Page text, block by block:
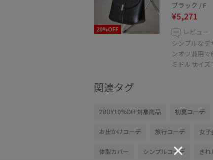
20%OFF
ブラック / F
¥5,271
レビュー
シンプルな
ンオフ兼用で
ミドルサイ
関連タグ
2BUY10%OFF対象商品 初夏コーデ
お出かけコーデ 旅行コーデ 女子
体型カバー シンプルコーデ き